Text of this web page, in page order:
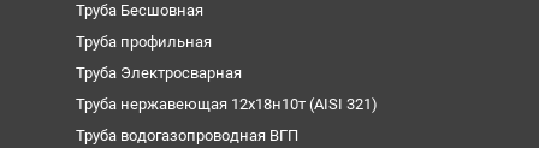
Труба Бесшовная
Труба профильная
Труба Электросварная
Труба нержавеющая 12х18н10т (AISI 321)
Труба водогазопроводная ВГП